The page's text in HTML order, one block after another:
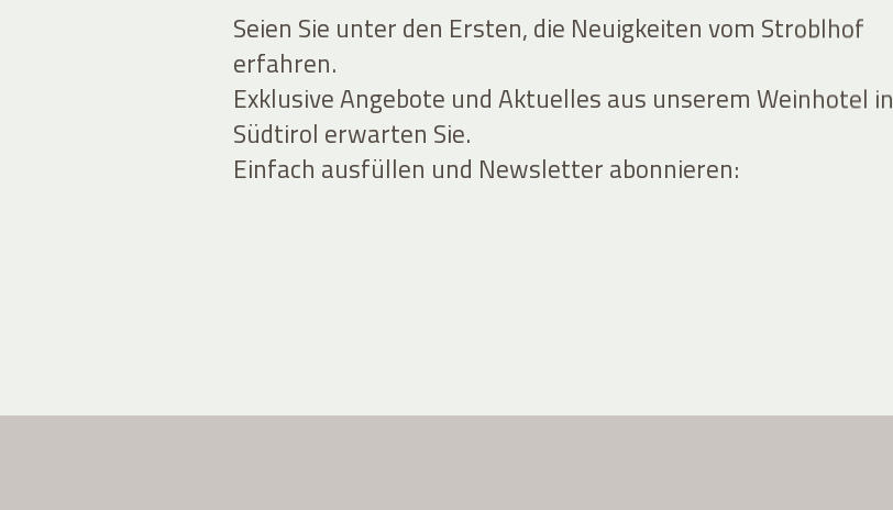
Seien Sie unter den Ersten, die Neuigkeiten vom Stroblhof
erfahren.
Exklusive Angebote und Aktuelles aus unserem Weinhotel in
Südtirol erwarten Sie.
Einfach ausfüllen und Newsletter abonnieren: